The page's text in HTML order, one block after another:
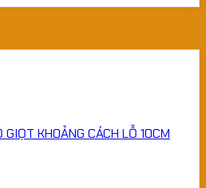
GIỌT KHOẢNG CÁCH LỖ 10CM